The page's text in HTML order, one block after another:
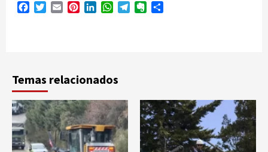
Facebook
Twitter
Email PinterestLinkedInWhatsApp
TelegramEvernote
Temas relacionados